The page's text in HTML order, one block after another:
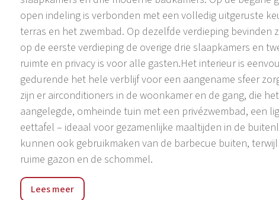
open indeling is verbonden met een volledig uitgeruste
terras en het zwembad. Op dezelfde verdieping
op de eerste verdieping de overige drie slaapkamers en
ruimte en privacy is voor alle gasten.Het interieur is
gedurende het hele verblijf voor een aangename sfeer
zijn er airconditioners in de woonkamer en de gang, die
aangelegde, omheinde tuin met een privézwembad, een
eettafel – ideaal voor gezamenlijke maaltijden in de
kunnen ook gebruikmaken van de barbecue buiten,
ruime gazon en de schommel.
Villa Andretti is een uitstekend uitgangspunt om pittoreske
Žminj te verkennen, evenals de talrijke wijnroutes,
Lees meer